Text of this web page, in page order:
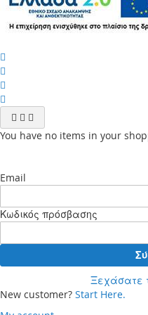
You have no items in your
Email
Κωδικός πρόσβασης
Ξεχάσατε
New customer? Start Here.